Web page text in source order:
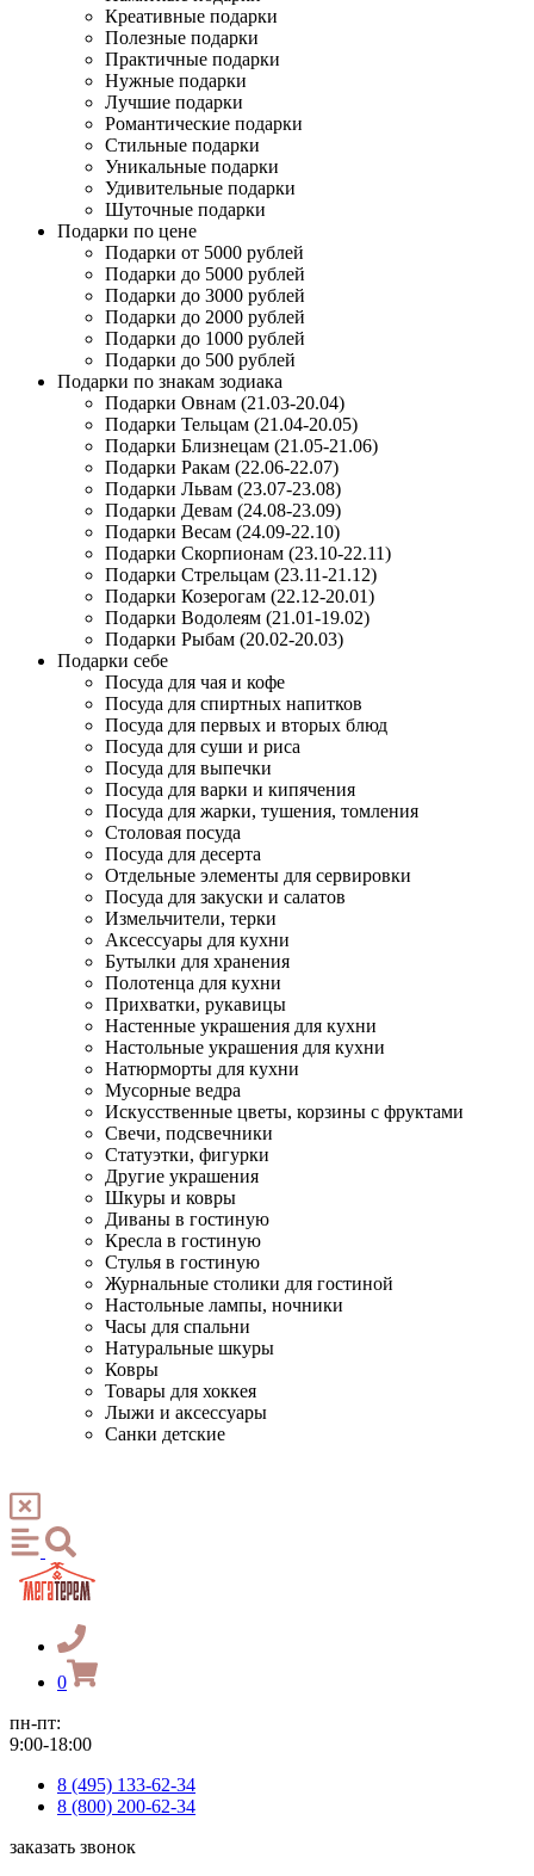
Креативные подарки
Полезные подарки
Практичные подарки
Нужные подарки
Лучшие подарки
Романтические подарки
Стильные подарки
Уникальные подарки
Удивительные подарки
Шуточные подарки
Подарки по цене
Подарки от 5000 рублей
Подарки до 5000 рублей
Подарки до 3000 рублей
Подарки до 2000 рублей
Подарки до 1000 рублей
Подарки до 500 рублей
Подарки по знакам зодиака
Подарки Овнам (21.03-20.04)
Подарки Тельцам (21.04-20.05)
Подарки Близнецам (21.05-21.06)
Подарки Ракам (22.06-22.07)
Подарки Львам (23.07-23.08)
Подарки Девам (24.08-23.09)
Подарки Весам (24.09-22.10)
Подарки Скорпионам (23.10-22.11)
Подарки Стрельцам (23.11-21.12)
Подарки Козерогам (22.12-20.01)
Подарки Водолеям (21.01-19.02)
Подарки Рыбам (20.02-20.03)
Подарки себе
Посуда для чая и кофе
Посуда для спиртных напитков
Посуда для первых и вторых блюд
Посуда для суши и риса
Посуда для выпечки
Посуда для варки и кипячения
Посуда для жарки, тушения, томления
Столовая посуда
Посуда для десерта
Отдельные элементы для сервировки
Посуда для закуски и салатов
Измельчители, терки
Аксессуары для кухни
Бутылки для хранения
Полотенца для кухни
Прихватки, рукавицы
Настенные украшения для кухни
Настольные украшения для кухни
Натюрморты для кухни
Мусорные ведра
Искусственные цветы, корзины с фруктами
Свечи, подсвечники
Статуэтки, фигурки
Другие украшения
Шкуры и ковры
Диваны в гостиную
Кресла в гостиную
Стулья в гостиную
Журнальные столики для гостиной
Настольные лампы, ночники
Часы для спальни
Натуральные шкуры
Ковры
Товары для хоккея
Лыжи и аксессуары
Санки детские
0
пн-пт:
9:00-18:00
8 (495) 133-62-34
8 (800) 200-62-34
заказать звонок